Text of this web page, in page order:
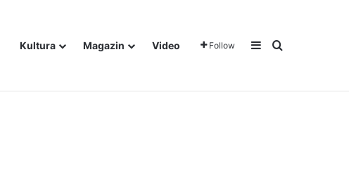
Kultura Magazin Video Follow Sidebar
Traži